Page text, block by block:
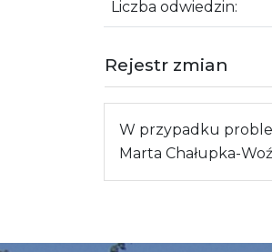
Liczba odwiedzin:
Rejestr zmian
W przypadku
Marta Chałupka-